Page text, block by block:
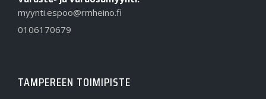
myynti.espoo@rmheino.fi
0106170679
TAMPEREEN TOIMIPISTE